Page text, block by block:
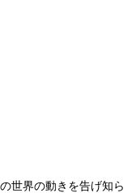
世界の動きを告げ知ら